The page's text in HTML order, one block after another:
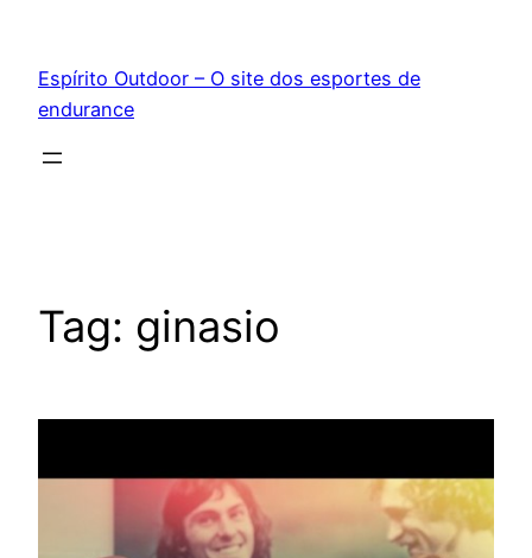
conteúdo
Espírito Outdoor – O site dos esportes de
endurance
Tag: ginasio